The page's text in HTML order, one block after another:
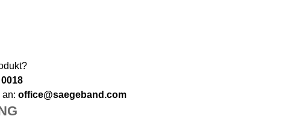
1575x6x0,36mm 14 ZpZ BSB230B6 Menge
office@saegeband.com